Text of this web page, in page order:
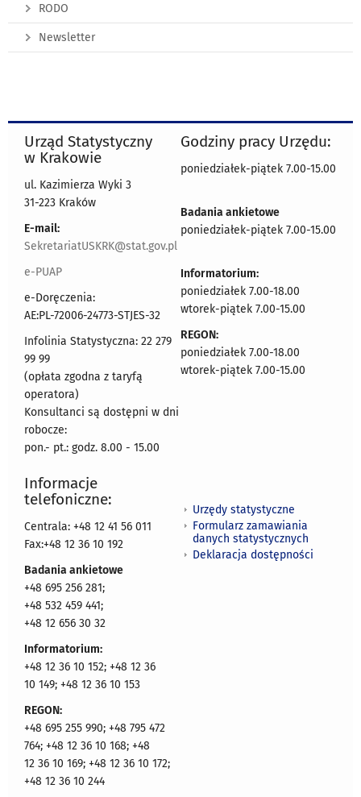
RODO
Newsletter
Urząd Statystyczny
w Krakowie
ul. Kazimierza Wyki 3
31-223 Kraków
E-mail:
SekretariatUSKRK@stat.gov.pl
e-PUAP
e-Doręczenia:
AE:PL-72006-24773-STJES-32
Infolinia Statystyczna: 22 279
99 99
(opłata zgodna z taryfą
operatora)
Konsultanci są dostępni w dni
robocze:
pon.- pt.: godz. 8.00 - 15.00
Godziny pracy Urzędu:
poniedziałek-piątek 7.00-15.00
Badania ankietowe
poniedziałek-piątek 7.00-15.00
Informatorium:
poniedziałek 7.00-18.00
wtorek-piątek 7.00-15.00
REGON:
poniedziałek 7.00-18.00
wtorek-piątek 7.00-15.00
Informacje
telefoniczne:
Centrala: +48 12 41 56 011
Fax:+48 12 36 10 192
Badania ankietowe
+48 695 256 281;
+48 532 459 441;
+48 12 656 30 32
Informatorium:
+48 12 36 10 152; +48 12 36
10 149; +48 12 36 10 153
REGON:
+48 695 255 990; +48 795 472
764; +48 12 36 10 168; +48
12 36 10 169; +48 12 36 10 172;
+48 12 36 10 244
Urzędy statystyczne
Formularz zamawiania
danych statystycznych
Deklaracja dostępności